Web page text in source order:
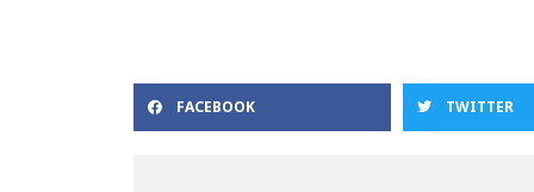
FACEBOOK TWITTER